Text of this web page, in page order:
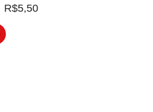
R$5,50